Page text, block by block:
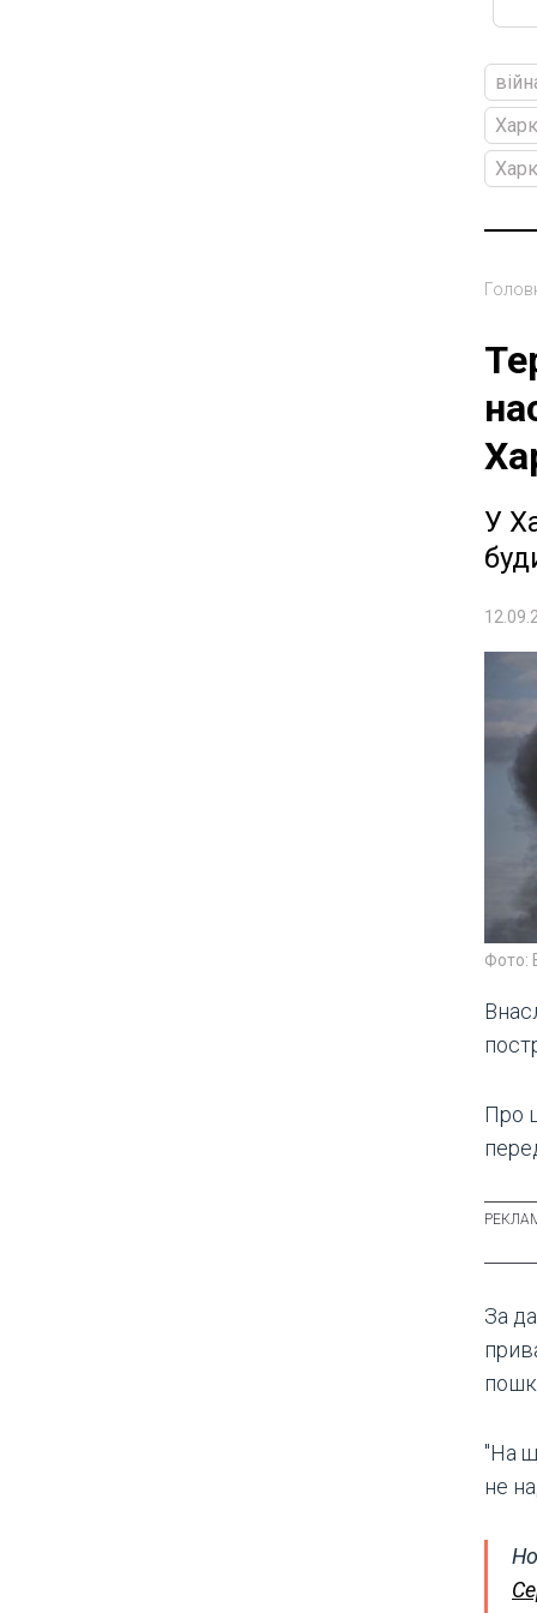
У
Фото:
Про
За
"На
не